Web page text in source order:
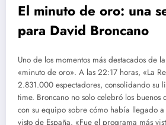
El minuto de oro: una
para David Broncano
Uno de los momentos más destacados de
«minuto de oro». A las 22:17 horas, «La
2.831.000 espectadores, consolidando su
time. Broncano no solo celebró los buenos
con su equipo sobre cómo había llegado
visto de España. «Fue el programa más